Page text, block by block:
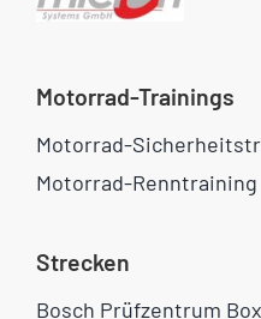
Motorrad-Trainings
Motorrad-
Motorrad-Renntraining
Strecken
Bosch Prüfzentrum